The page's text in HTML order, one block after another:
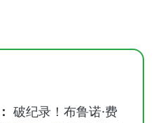
破纪录！布鲁诺·费